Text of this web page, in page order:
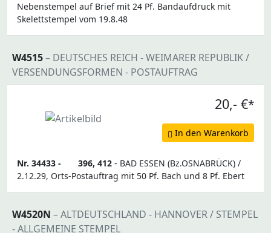
Nebenstempel auf Brief mit 24 Pf. Bandaufdruck mit
Skelettstempel vom 19.8.48
W4515– DEUTSCHES REICH - WEIMARER REPUBLIK /
VERSENDUNGSFORMEN - POSTAUFTRAG
20,- €*
In den Warenkorb
Nr. 34433 - 396, 412 - BAD ESSEN (Bz.OSNABRÜCK) /
2.12.29, Orts-Postauftrag mit 50 Pf. Bach und 8 Pf. Ebert
W4520N – ALTDEUTSCHLAND - HANNOVER / STEMPEL
- ALLGEMEINE STEMPEL